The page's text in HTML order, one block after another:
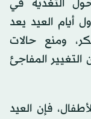
العالمية (2022) حول التغذية في
أيام العيد يعد
ومنع حالات
التغيير المفاجئ
فإن العيد